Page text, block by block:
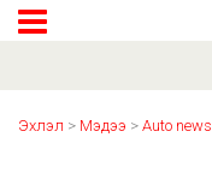
Эхлэл > Мэдээ > Auto news